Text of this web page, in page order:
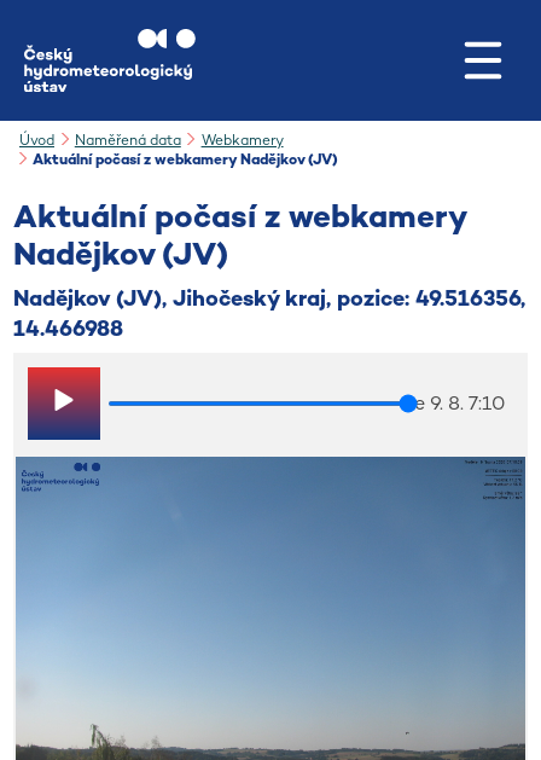
Úvod Naměřená data
Webkamery
Aktuální počasí z webkamery Nadějkov (JV)
Aktuální počasí z webkamery
Nadějkov (JV)
Nadějkov (JV), Jihočeský kraj, pozice: 49.516356,
14.466988
ne 9. 8. 7:10